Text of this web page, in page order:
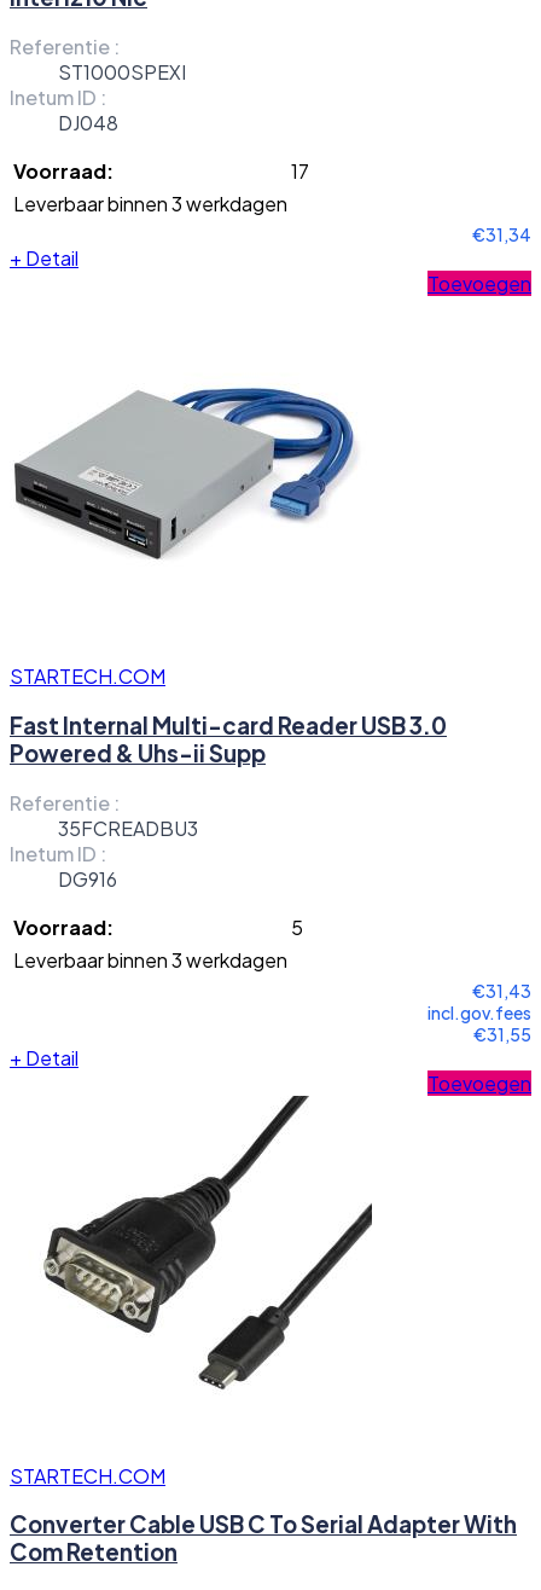
Referentie :
ST1000SPEXI
Inetum ID :
DJ048
Voorraad:
17
Leverbaar binnen 3 werkdagen
€31,34
+ Detail
Toevoegen
STARTECH.COM
Fast Internal Multi-card Reader USB 3.0
Powered & Uhs-ii Supp
Referentie :
35FCREADBU3
Inetum ID :
DG916
Voorraad:
5
Leverbaar binnen 3 werkdagen
€31,43
incl.gov.fees
€31,55
+ Detail
Toevoegen
STARTECH.COM
Converter Cable USB C To Serial Adapter With
Com Retention